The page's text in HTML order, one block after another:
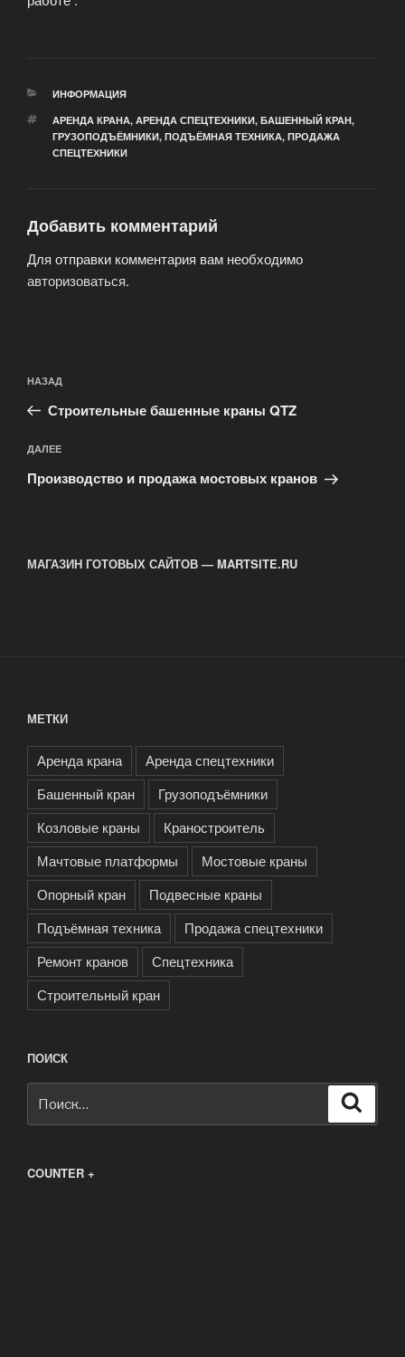
РУБРИКИ
ИНФОРМАЦИЯ
МЕТКИ
АРЕНДА КРАНА, АРЕНДА СПЕЦТЕХНИКИ, БАШЕННЫЙ КРАН,
ГРУЗОПОДЪЁМНИКИ, ПОДЪЁМНАЯ ТЕХНИКА, ПРОДАЖА
СПЕЦТЕХНИКИ
Добавить комментарий
Для отправки комментария вам необходимо
авторизоваться.
по
записям
Предыдущая
запись:
НАЗАД
Строительные башенные краны QTZ
Следующая
запись
ДАЛЕЕ
Производство и продажа мостовых кранов
МАГАЗИН ГОТОВЫХ САЙТОВ — MARTSITE.RU
МЕТКИ
Аренда крана
Аренда спецтехники
Башенный кран
Грузоподъёмники
Козловые краны
Краностроитель
Мачтовые платформы
Мостовые краны
Опорный кран
Подвесные краны
Подъёмная техника
Продажа спецтехники
Ремонт кранов
Спецтехника
Строительный кран
ПОИСК
COUNTER +